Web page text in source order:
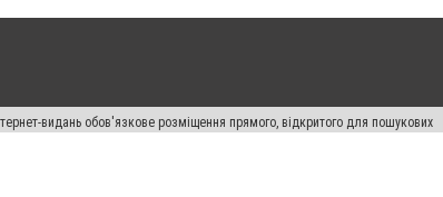
видань обов'язкове розміщення прямого, відкритого для пошукових